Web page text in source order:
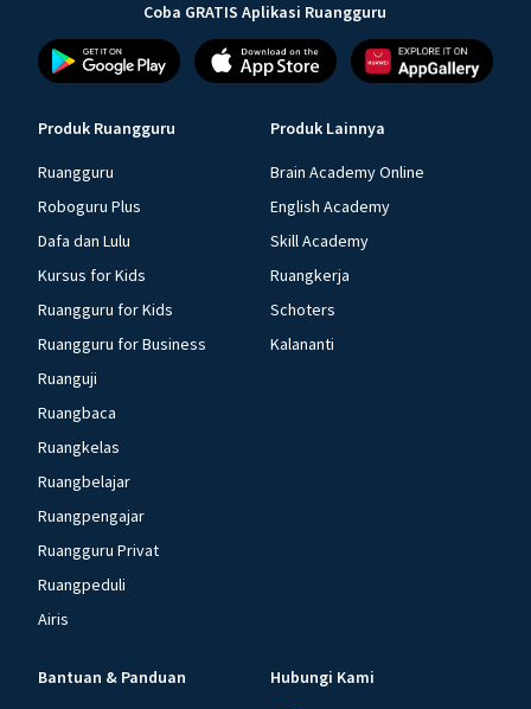
Coba GRATIS Aplikasi Ruangguru
Produk Ruangguru
Ruangguru
Roboguru Plus
Dafa dan Lulu
Kursus for Kids
Ruangguru for Kids
Ruangguru for Business
Ruanguji
Ruangbaca
Ruangkelas
Ruangbelajar
Ruangpengajar
Ruangguru Privat
Ruangpeduli
Airis
Produk Lainnya
Brain Academy Online
English Academy
Skill Academy
Ruangkerja
Schoters
Kalananti
Bantuan & Panduan Hubungi Kami